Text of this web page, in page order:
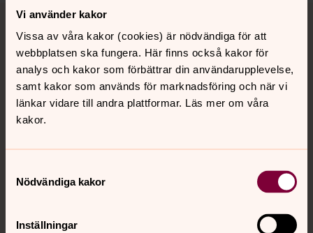
Vi använder kakor
Vissa av våra kakor (cookies) är nödvändiga för att
webbplatsen ska fungera. Här finns också kakor för
analys och kakor som förbättrar din användarupplevelse,
samt kakor som används för marknadsföring och när vi
länkar vidare till andra plattformar. Läs mer om våra
kakor.
Nödvändiga kakor
Inställningar
Tillbaka till toppen
Tillbaka till innehållet
Kontakt
Hitta snabbt